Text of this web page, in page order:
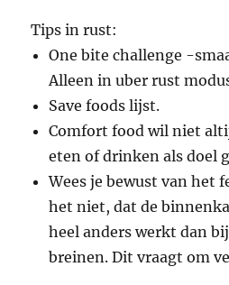
Tips in rust:
One bite challenge -
Alleen in uber rust
Save foods lijst.
Comfort food wil niet
eten of drinken als doel
Wees je bewust van het
het niet, dat de
heel anders werkt dan
breinen. Dit vraagt om